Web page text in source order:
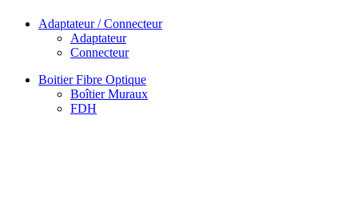
Adaptateur / Connecteur
Adaptateur
Connecteur
Boitier Fibre Optique
Boîtier Muraux
FDH